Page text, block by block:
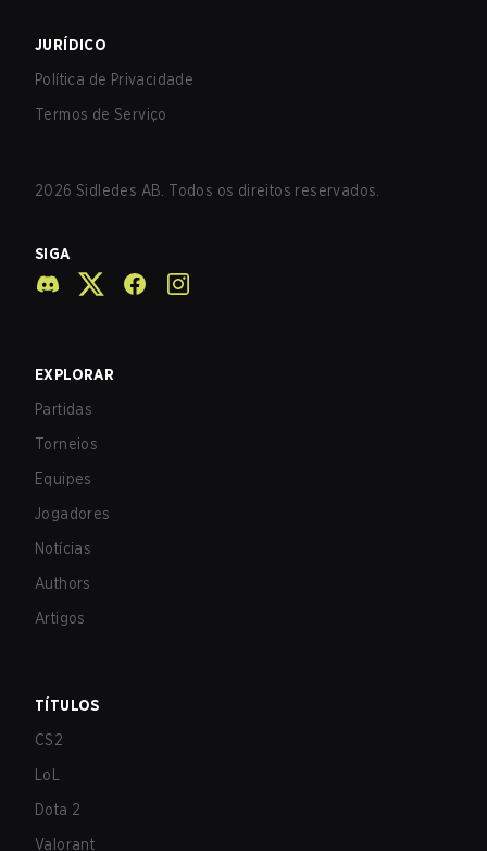
JURÍDICO
Política de Privacidade
Termos de Serviço
2026 Sidledes AB. Todos os direitos reservados.
SIGA
EXPLORAR
Partidas
Torneios
Equipes
Jogadores
Notícias
Authors
Artigos
TÍTULOS
CS2
LoL
Dota 2
Valorant